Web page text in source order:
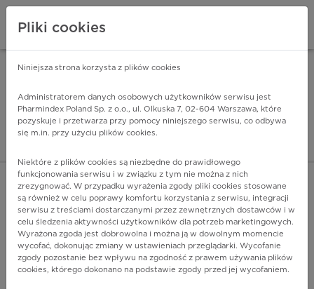
Pharmindex - lider
ZALOGUJ SIĘ
POKAŻ FILTRY
Pharmindex
Pliki cookies
Niniejsza strona korzysta z plików cookies
Administratorem danych osobowych użytkowników serwisu jest
Pharmindex Poland Sp. z o.o., ul. Olkuska 7, 02-604 Warszawa, które
pozyskuje i przetwarza przy pomocy niniejszego serwisu, co odbywa
się m.in. przy użyciu plików cookies.
Niektóre z plików cookies są niezbędne do prawidłowego
funkcjonowania serwisu i w związku z tym nie można z nich
zrezygnować. W przypadku wyrażenia zgody pliki cookies stosowane
są również w celu poprawy komfortu korzystania z serwisu, integracji
serwisu z treściami dostarczanymi przez zewnętrznych dostawców i w
celu śledzenia aktywności użytkowników dla potrzeb marketingowych.
Wyrażona zgoda jest dobrowolna i można ją w dowolnym momencie
wycofać, dokonując zmiany w ustawieniach przeglądarki. Wycofanie
zgody pozostanie bez wpływu na zgodność z prawem używania plików
cookies, którego dokonano na podstawie zgody przed jej wycofaniem.
ZA DARMO - w Google Play INSTALUJ